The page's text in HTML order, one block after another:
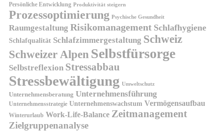
Persönliche Entwicklung Produktivität steigern
Prozessoptimierung Psychische Gesundheit
Raumgestaltung Risikomanagement Schlafhygiene
Schlafqualität Schlafzimmergestaltung Schweiz
Schweizer Alpen Selbstfürsorge
Selbstreflexion Stressabbau
Stressbewältigung Umweltschutz
Unternehmensberatung Unternehmensführung
Unternehmensstrategie Unternehmenswachstum Vermögensaufbau
Winterurlaub Work-Life-Balance Zeitmanagement
Zielgruppenanalyse